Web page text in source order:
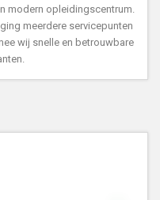
modern opleidingscentrum.
meerdere servicepunten
wij snelle en betrouwbare